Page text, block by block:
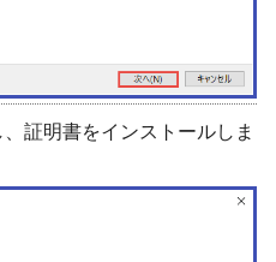
証明書をインストールしま